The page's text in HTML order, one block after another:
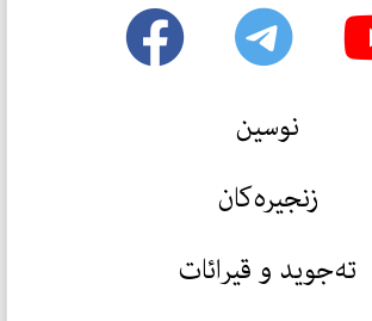
نوسین
زنجیرەکان
تەجوید و قیرائات